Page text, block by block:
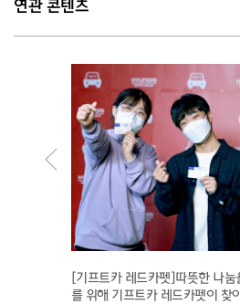
연관 콘텐츠
[기프트카 레드카펫]따뜻한 나
를 위해 기프트카 레드카펫이 찾